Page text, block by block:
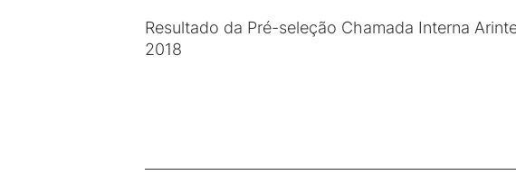
Resultado da Pré-seleção Chamada Interna
2018